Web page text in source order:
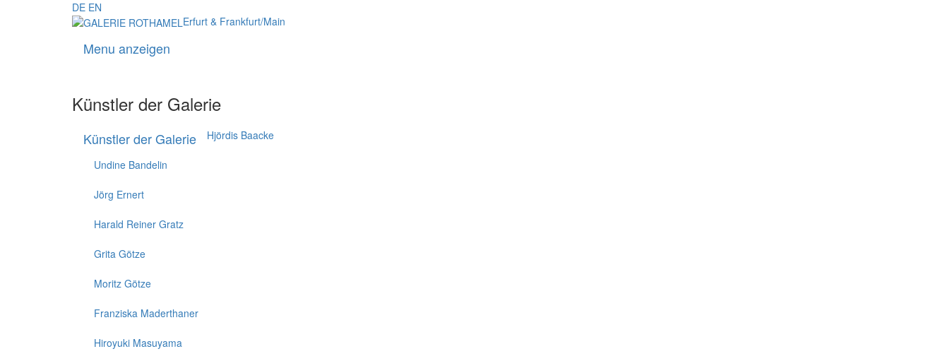
DE EN
Erfurt & Frankfurt/Main
Menu anzeigen
Künstler der Galerie
Künstler der Galerie Hjördis Baacke
Undine Bandelin
Jörg Ernert
Harald Reiner Gratz
Grita Götze
Moritz Götze
Franziska Maderthaner
Hiroyuki Masuyama